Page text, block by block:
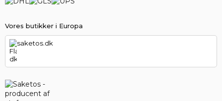
Vores butikker i Europa
saketos.dk